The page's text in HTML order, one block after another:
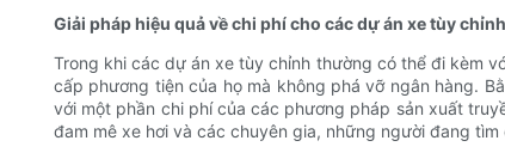
Giải pháp hiệu quả về chi phí cho các dự án xe tùy chỉnh
Trong khi các dự án xe tùy chỉnh thường có thể đi kèm
cấp phương tiện của họ mà không phá vỡ ngân hàng.
với một phần chi phí của các phương pháp sản xuất
đam mê xe hơi và các chuyên gia, những người đang